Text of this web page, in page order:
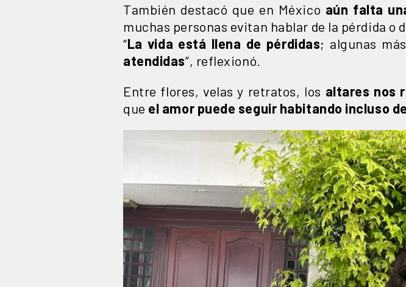
También destacó que en México aún falta
muchas personas evitan hablar de la pérdida o
“La vida está llena de pérdidas; algunas
atendidas”, reflexionó.
Entre flores, velas y retratos, los altares nos
que el amor puede seguir habitando incluso